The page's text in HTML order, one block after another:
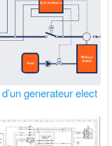
generateur elect